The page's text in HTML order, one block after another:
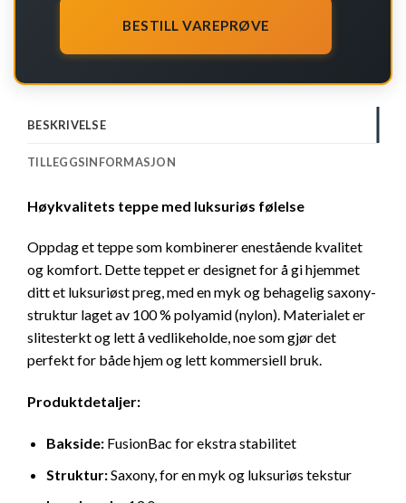
BESTILL VAREPRØVE
BESKRIVELSE
TILLEGGSINFORMASJON
Høykvalitets teppe med luksuriøs følelse
Oppdag et teppe som kombinerer enestående kvalitet
og komfort. Dette teppet er designet for å gi hjemmet
ditt et luksuriøst preg, med en myk og behagelig saxony-
struktur laget av 100 % polyamid (nylon). Materialet er
slitesterkt og lett å vedlikeholde, noe som gjør det
perfekt for både hjem og lett kommersiell bruk.
Produktdetaljer:
Bakside:FusionBac for ekstra stabilitet
Struktur:Saxony, for en myk og luksuriøs tekstur